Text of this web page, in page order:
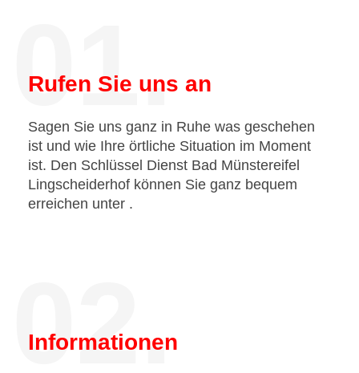
01.
Rufen Sie uns an
Sagen Sie uns ganz in Ruhe was geschehen
ist und wie Ihre örtliche Situation im Moment
ist. Den Schlüssel Dienst Bad Münstereifel
Lingscheiderhof können Sie ganz bequem
erreichen unter .
02.
Informationen